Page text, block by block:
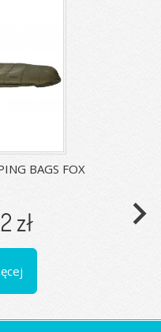
BAGS FOX
zł navigate_next